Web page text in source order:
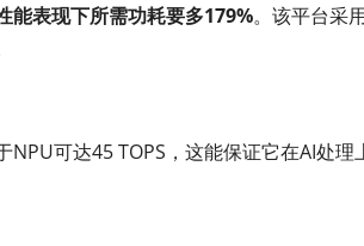
能表现下所需功耗要多179%。该平台采
NPU可达45 TOPS，这能保证它在AI处理